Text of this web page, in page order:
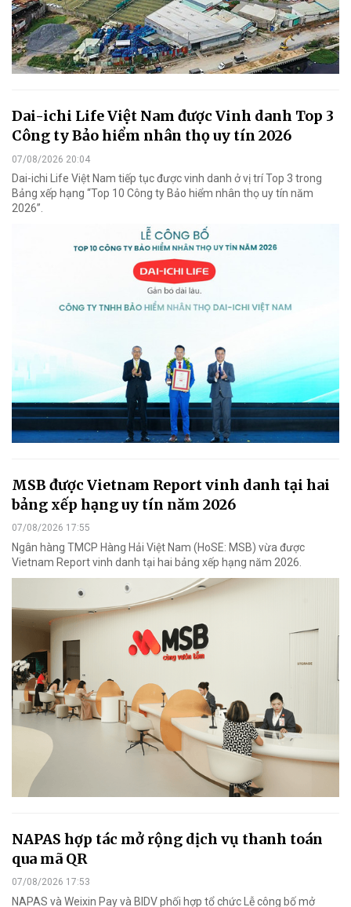
Dai-ichi Life Việt Nam được Vinh danh Top 3
Công ty Bảo hiểm nhân thọ uy tín 2026
07/08/2026 20:04
Dai-ichi Life Việt Nam tiếp tục được vinh danh ở vị trí Top 3 trong
Bảng xếp hạng “Top 10 Công ty Bảo hiểm nhân thọ uy tín năm
2026”.
MSB được Vietnam Report vinh danh tại hai
bảng xếp hạng uy tín năm 2026
07/08/2026 17:55
Ngân hàng TMCP Hàng Hải Việt Nam (HoSE: MSB) vừa được
Vietnam Report vinh danh tại hai bảng xếp hạng năm 2026.
NAPAS hợp tác mở rộng dịch vụ thanh toán
qua mã QR
07/08/2026 17:53
NAPAS và Weixin Pay và BIDV phối hợp tổ chức Lễ công bố mở